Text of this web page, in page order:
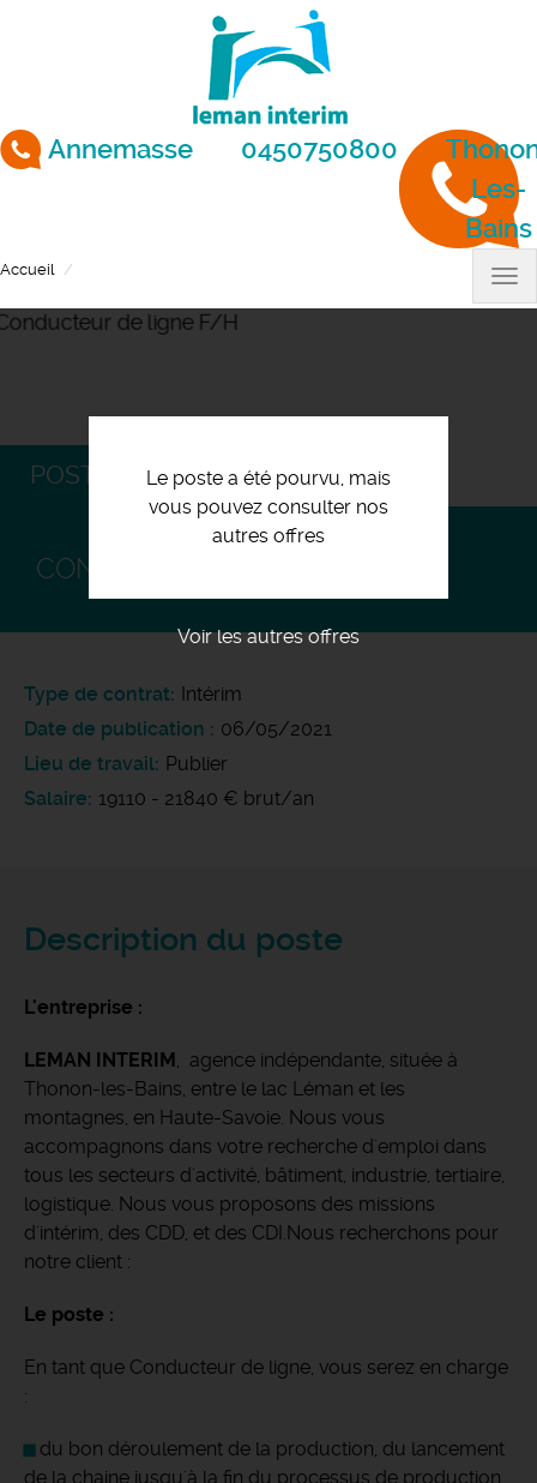
Annemasse 0450750800
Les-
Bains
Accueil
Le poste a été pourvu, mais
vous pouvez consulter nos
autres offres
Voir les autres offres
POSTULEZ
CONDUCTEUR DE LIGNE F/H
Type de contrat Intérim
Date de publication
06/05/2021
Lieu de travail Publier
Salaire 19110 - 21840 € brut/an
Description du poste
L'entreprise :
LEMAN INTERIM, agence indépendante, située à
Thonon-les-Bains, entre le lac Léman et les
montagnes, en Haute-Savoie. Nous vous
accompagnons dans votre recherche d'emploi dans
tous les secteurs d'activité, bâtiment, industrie, tertiaire,
logistique. Nous vous proposons des missions
d'intérim, des CDD, et des CDI.Nous recherchons pour
notre client :
Le poste :
En tant que Conducteur de ligne, vous serez en charge
:
du bon déroulement de la production, du lancement
de la chaine jusqu'à la fin du processus de production